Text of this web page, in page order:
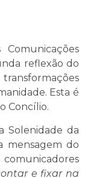
reflexão do
Esta é
Concílio.
Solenidade da
mensagem do
e fixar na